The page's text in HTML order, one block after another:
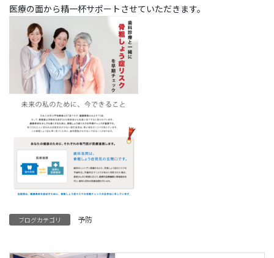
医療の面から精一杯サポートさせていただきます。
ブログカテゴリ 予防